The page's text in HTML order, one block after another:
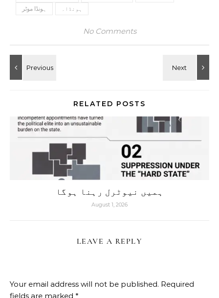
ہونڈا موٹر ہونڈا۔
No Comments
RELATED POSTS
ہمیں نیوٹرل رہنا ہوگا
August 1, 2026
LEAVE A REPLY
Your email address will not be published. Required
fields are marked *